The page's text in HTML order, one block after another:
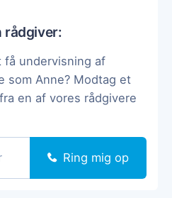
rådgiver:
få undervisning af
som Anne? Modtag et
en af vores rådgivere
Ring mig op